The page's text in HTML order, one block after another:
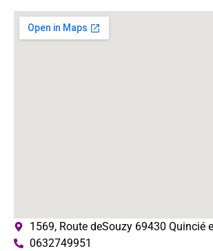
1569, Route deSouzy 69430 Quincié
0632749951